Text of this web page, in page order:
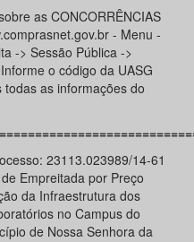
as CONCORRÊNCIAS
- Menu -
-> Sessão Pública ->
o código da UASG
as informações do
23113.023989/14-61
Empreitada por Preço
da Infraestrutura dos
no Campus do
de Nossa Senhora da